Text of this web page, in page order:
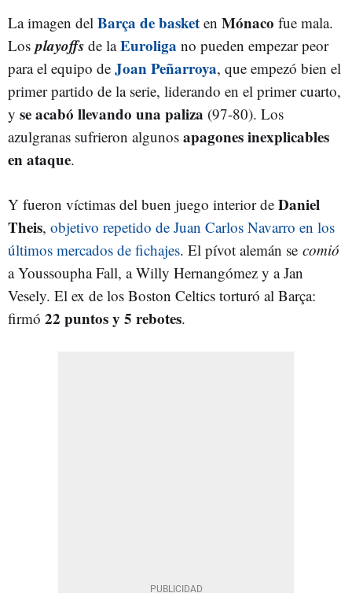
La imagen del Barça de basket en Mónaco fue mala.
Losplayoffs de laEuroliga no pueden empezar peor
para el equipo de Joan Peñarroya, que empezó bien el
primer partido de la serie, liderando en el primer cuarto,
y se acabó llevando una paliza (97-80). Los
azulgranas sufrieron algunos apagones inexplicables
en ataque.
Y fueron víctimas del buen juego interior de Daniel
Theis, objetivo repetido de Juan Carlos Navarro en los
últimos mercados de fichajes. El pívot alemán se comió
a Youssoupha Fall, a Willy Hernangómez y a Jan
Vesely. El ex de los Boston Celtics torturó al Barça:
firmó 22 puntos y 5 rebotes.